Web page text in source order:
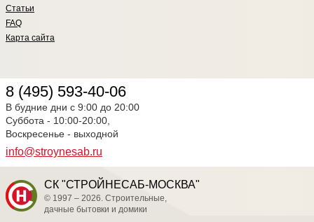
Статьи
FAQ
Карта сайта
8 (495) 593-40-06
В будние дни с 9:00 до 20:00
Суббота - 10:00-20:00,
Воскресенье - выходной
info@stroynesab.ru
СК "СТРОЙНЕСАБ-МОСКВА"
© 1997 – 2026. Строительные,
дачные бытовки и домики